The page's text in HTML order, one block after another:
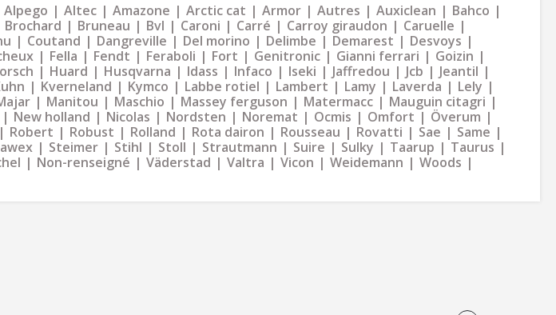
Alpego Altec Amazone Arctic cat Armor Autres Auxiclean
Bahco
Brochard Bruneau Bvl Caroni Carré Carroy giraudon
Caruelle
Coutand Dangreville Del morino Delimbe Demarest
Desvoys
Fella Fendt Feraboli Fort Genitronic Gianni ferrari
Goizin
Huard Husqvarna Idass Infaco Iseki Jaffredou Jcb
Jeantil
Kverneland Kymco Labbe rotiel Lambert Lamy Laverda
Lely
Manitou Maschio Massey ferguson Matermacc
Mauguin citagri
New holland Nicolas Nordsten Noremat Ocmis Omfort
Överum
Robert Robust Rolland Rota dairon Rousseau Rovatti Sae
Same
Steimer Stihl Stoll Strautmann Suire Sulky Taarup
Taurus
Non-renseigné Väderstad Valtra Vicon Weidemann
Woods